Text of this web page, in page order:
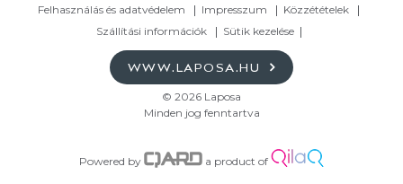
Felhasználás és adatvédelem Impresszum
Közzétételek
Szállítási információk
Sütik kezelése
WWW.LAPOSA.HU
© 2026 Laposa
Minden jog fenntartva
Powered by a product of